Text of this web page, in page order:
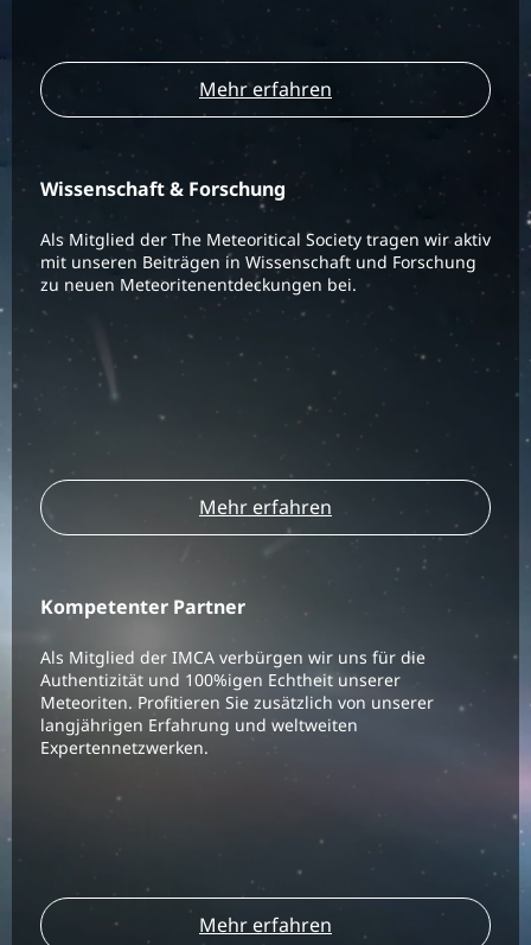
Mehr erfahren
Wissenschaft & Forschung
Als Mitglied der The Meteoritical Society tragen wir aktiv
mit unseren Beiträgen in Wissenschaft und Forschung
zu neuen Meteoritenentdeckungen bei.
Mehr erfahren
Kompetenter Partner
Als Mitglied der IMCA verbürgen wir uns für die
Authentizität und 100%igen Echtheit unserer
Meteoriten. Profitieren Sie zusätzlich von unserer
langjährigen Erfahrung und weltweiten
Expertennetzwerken.
Mehr erfahren